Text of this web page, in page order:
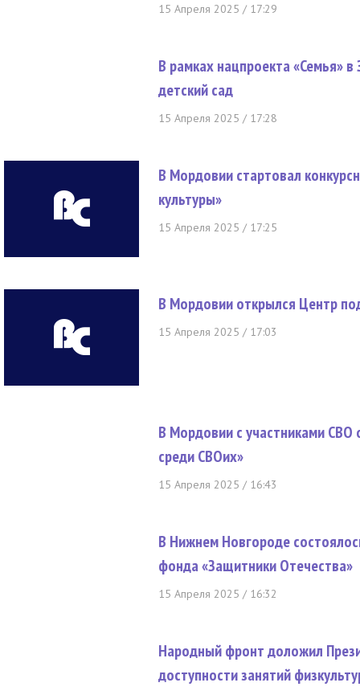
15 Апреля 2025 / 17:29
В рамках нацпроекта «Семья»
детский сад
15 Апреля 2025 / 17:28
В Мордовии стартовал
культуры»
15 Апреля 2025 / 17:25
В Мордовии открылся Центр
15 Апреля 2025 / 17:03
В Мордовии с участниками СВО
среди СВОих»
15 Апреля 2025 / 16:43
В Нижнем Новгороде
фонда «Защитники Отечества»
15 Апреля 2025 / 16:32
Народный фронт доложил
доступности занятий